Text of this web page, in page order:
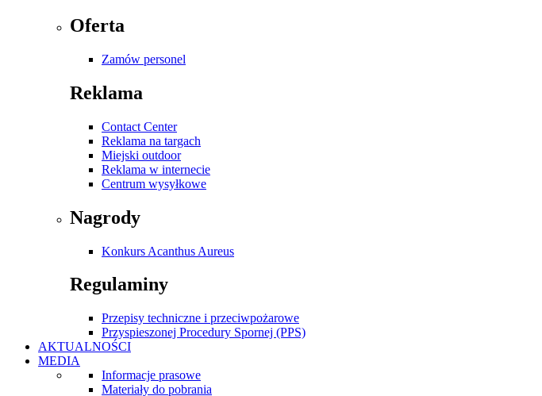
Oferta
Zamów personel
Reklama
Contact Center
Reklama na targach
Miejski outdoor
Reklama w internecie
Centrum wysyłkowe
Nagrody
Konkurs Acanthus Aureus
Regulaminy
Przepisy techniczne i przeciwpożarowe
Przyspieszonej Procedury Spornej (PPS)
AKTUALNOŚCI
MEDIA
Informacje prasowe
Materiały do pobrania